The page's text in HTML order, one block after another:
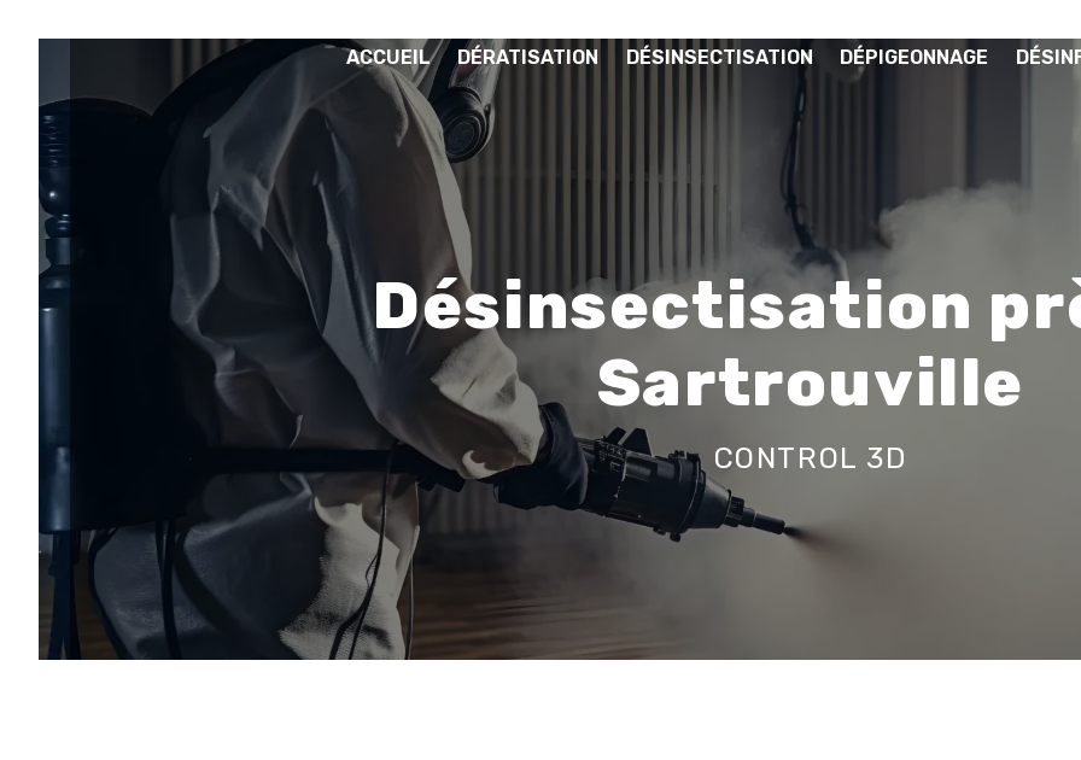
ACCUEIL DÉRATISATION DÉSINSECTISATION DÉPIGEONNAGE
Désinsectisation
Sartrouville
CONTROL 3D